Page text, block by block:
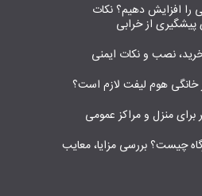
را افزایش دهیم؟ نکات
از خرابی
خرید، نصب و نکات ایمنی
خانگی هوم لیفت لازم است؟
برای منزل و مراکز عمومی
چیست؟ بررسی مزایا، معایب